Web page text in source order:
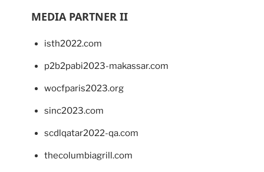
MEDIA PARTNER II
isth2022.com
p2b2pabi2023-makassar.com
wocfparis2023.org
sinc2023.com
scdlqatar2022-qa.com
thecolumbiagrill.com